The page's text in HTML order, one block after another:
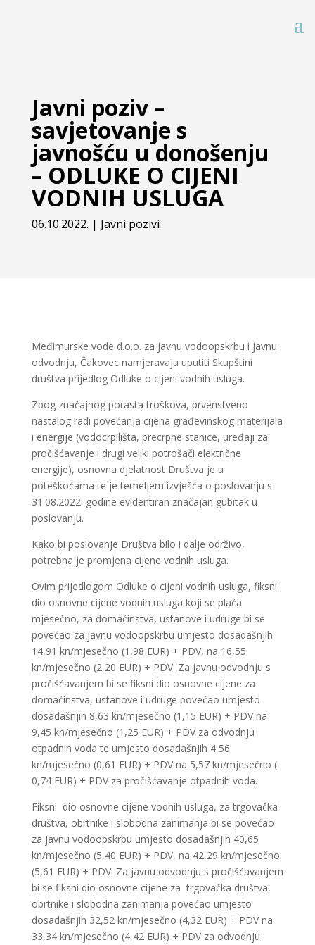
Javni poziv –
savjetovanje s
javnošću u donošenju
– ODLUKE O CIJENI
VODNIH USLUGA
06.10.2022. | Javni pozivi
Međimurske vode d.o.o. za javnu vodoopskrbu i javnu
odvodnju, Čakovec namjeravaju uputiti Skupštini
društva prijedlog Odluke o cijeni vodnih usluga.
Zbog značajnog porasta troškova, prvenstveno
nastalog radi povećanja cijena građevinskog materijala
i energije (vodocrpilišta, precrpne stanice, uređaji za
pročišćavanje i drugi veliki potrošači električne
energije), osnovna djelatnost Društva je u
poteškoćama te je temeljem izvješća o poslovanju s
31.08.2022. godine evidentiran značajan gubitak u
poslovanju.
Kako bi poslovanje Društva bilo i dalje održivo,
potrebna je promjena cijene vodnih usluga.
Ovim prijedlogom Odluke o cijeni vodnih usluga, fiksni
dio osnovne cijene vodnih usluga koji se plaća
mjesečno, za domaćinstva, ustanove i udruge bi se
povećao za javnu vodoopskrbu umjesto dosadašnjih
14,91 kn/mjesečno (1,98 EUR) + PDV, na 16,55
kn/mjesečno (2,20 EUR) + PDV. Za javnu odvodnju s
pročišćavanjem bi se fiksni dio osnovne cijene za
domaćinstva, ustanove i udruge povećao umjesto
dosadašnjih 8,63 kn/mjesečno (1,15 EUR) + PDV na
9,45 kn/mjesečno (1,25 EUR) + PDV za odvodnju
otpadnih voda te umjesto dosadašnjih 4,56
kn/mjesečno (0,61 EUR) + PDV na 5,57 kn/mjesečno (
0,74 EUR) + PDV za pročišćavanje otpadnih voda.
Fiksni dio osnovne cijene vodnih usluga, za trgovačka
društva, obrtnike i slobodna zanimanja bi se povećao
za javnu vodoopskrbu umjesto dosadašnjih 40,65
kn/mjesečno (5,40 EUR) + PDV, na 42,29 kn/mjesečno
(5,61 EUR) + PDV. Za javnu odvodnju s pročišćavanjem
bi se fiksni dio osnovne cijene za trgovačka društva,
obrtnike i slobodna zanimanja povećao umjesto
dosadašnjih 32,52 kn/mjesečno (4,32 EUR) + PDV na
33,34 kn/mjesečno (4,42 EUR) + PDV za odvodnju